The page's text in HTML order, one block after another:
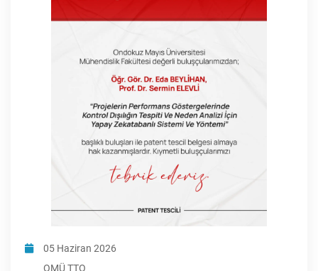
05 Haziran 2026
OMÜ TTO